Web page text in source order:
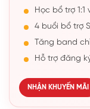
Học bổ trợ
4 buổi bổ trợ
Tăng band
Hỗ trợ đăng
NHẬN KHUYẾN MÃI